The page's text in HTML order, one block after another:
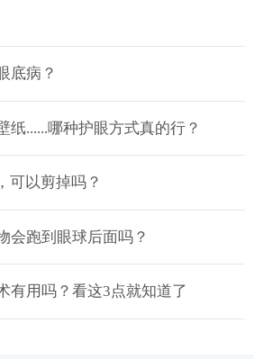
底病？
纸......哪种护眼方式真的行？
可以剪掉吗？
会跑到眼球后面吗？
有用吗？看这3点就知道了